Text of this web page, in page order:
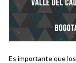
Es importante que